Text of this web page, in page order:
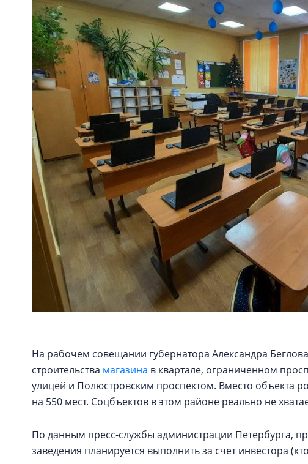
На рабочем совещании губернатора Александра
строительства магазина в квартале, ограниченном
улицей и Полюстровским проспектом. Вместо объекта
на 550 мест. Соцбъектов в этом районе реально не
По данным пресс-службы администрации Петербурга,
заведения планируется выполнить за счет инвестора